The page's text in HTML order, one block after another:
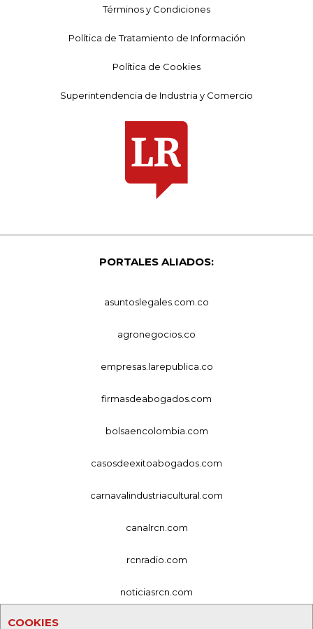
COOKIES
Términos y Condiciones
Política de Tratamiento de Información
Política de Cookies
Superintendencia de Industria y Comercio
PORTALES ALIADOS:
asuntoslegales.com.co
agronegocios.co
empresas.larepublica.co
firmasdeabogados.com
bolsaencolombia.com
casosdeexitoabogados.com
carnavalindustriacultural.com
canalrcn.com
rcnradio.com
noticiasrcn.com